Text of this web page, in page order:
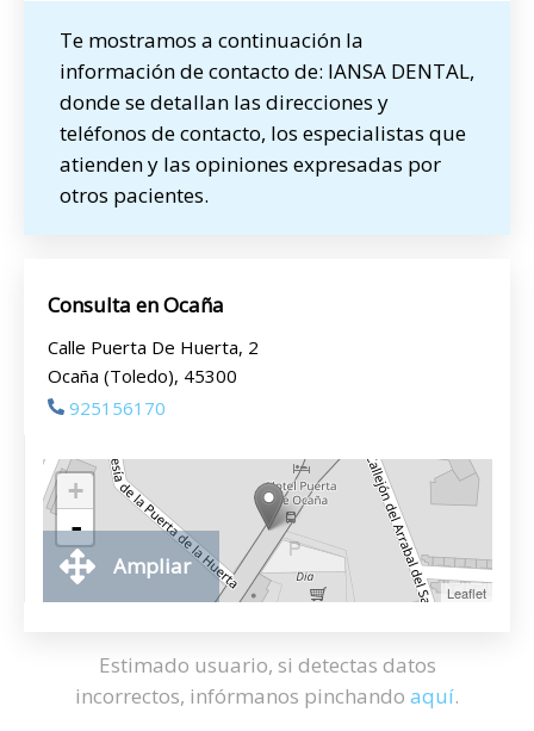
Te mostramos a continuación la
información de contacto de: IANSA DENTAL,
donde se detallan las direcciones y
teléfonos de contacto, los especialistas que
atienden y las opiniones expresadas por
otros pacientes.
Consulta en Ocaña
Calle Puerta De Huerta, 2
Ocaña (Toledo), 45300
925156170
+
-
Leaflet
Ampliar
Estimado usuario, si detectas datos
incorrectos, infórmanos pinchando aquí.